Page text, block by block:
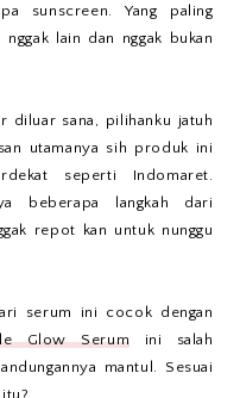
sunscreen. Yang paling
lain dan nggak bukan
diluar sana, pilihanku jatuh
utamanya sih produk ini
seperti Indomaret.
beberapa langkah dari
repot kan untuk nunggu
serum ini cocok dengan
Glow Serum ini salah
mantul. Sesuai